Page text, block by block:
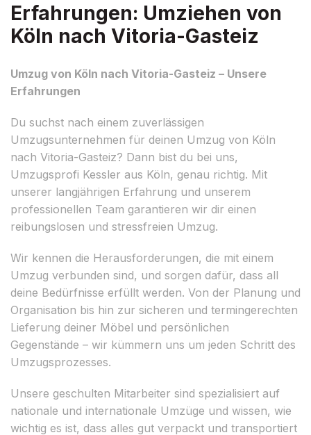
Erfahrungen: Umziehen von
Köln nach Vitoria-Gasteiz
Umzug von Köln nach Vitoria-Gasteiz – Unsere
Erfahrungen
Du suchst nach einem zuverlässigen
Umzugsunternehmen für deinen Umzug von Köln
nach Vitoria-Gasteiz? Dann bist du bei uns,
Umzugsprofi Kessler aus Köln, genau richtig. Mit
unserer langjährigen Erfahrung und unserem
professionellen Team garantieren wir dir einen
reibungslosen und stressfreien Umzug.
Wir kennen die Herausforderungen, die mit einem
Umzug verbunden sind, und sorgen dafür, dass all
deine Bedürfnisse erfüllt werden. Von der Planung und
Organisation bis hin zur sicheren und termingerechten
Lieferung deiner Möbel und persönlichen
Gegenstände – wir kümmern uns um jeden Schritt des
Umzugsprozesses.
Unsere geschulten Mitarbeiter sind spezialisiert auf
nationale und internationale Umzüge und wissen, wie
wichtig es ist, dass alles gut verpackt und transportiert